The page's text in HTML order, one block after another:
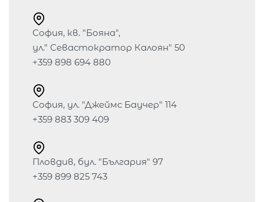
София, кв. "Бояна",
ул." Севастократор Калоян" 50
+359 898 694 880
София, ул. "Джеймс Баучер" 114
+359 883 309 409
Пловдив, бул. "България" 97
+359 899 825 743